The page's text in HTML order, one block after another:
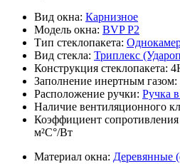
Вид окна: Карнизное
Модель окна: BVP Р2
Тип стеклопакета:
Вид стекла: Триплекс
Конструкция стеклопакета:
Заполнение инертным газом:
Расположение ручки: Ручка
Наличие вентиляционного
Коэффициент сопротивления
м²С°/Вт
Материал окна: Деревянные